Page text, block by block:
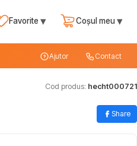
Favorite ▾ Coșul meu▾
Ajutor Contact
Cod produs: hecht000721
Share